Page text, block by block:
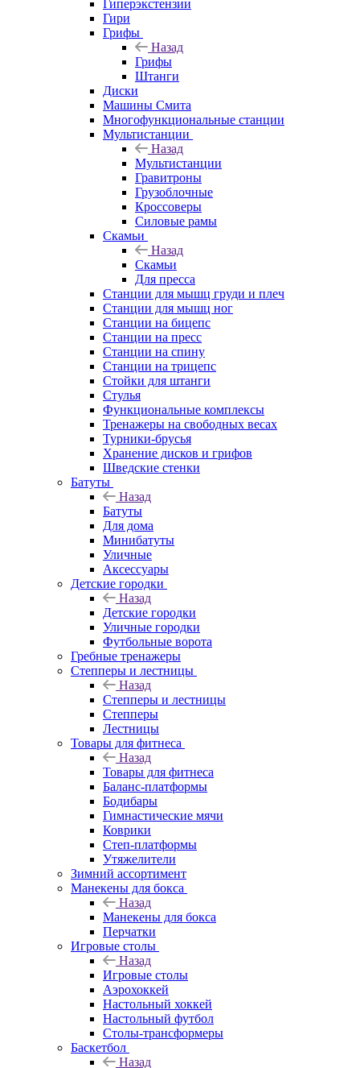
Гиперэкстензии
Гири
Грифы
Назад
Грифы
Штанги
Диски
Машины Смита
Многофункциональные станции
Мультистанции
Назад
Мультистанции
Гравитроны
Грузоблочные
Кроссоверы
Силовые рамы
Скамьи
Назад
Скамьи
Для пресса
Станции для мышц груди и плеч
Станции для мышц ног
Станции на бицепс
Станции на пресс
Станции на спину
Станции на трицепс
Стойки для штанги
Стулья
Функциональные комплексы
Тренажеры на свободных весах
Турники-брусья
Хранение дисков и грифов
Шведские стенки
Батуты
Назад
Батуты
Для дома
Минибатуты
Уличные
Аксессуары
Детские городки
Назад
Детские городки
Уличные городки
Футбольные ворота
Гребные тренажеры
Степперы и лестницы
Назад
Степперы и лестницы
Степперы
Лестницы
Товары для фитнеса
Назад
Товары для фитнеса
Баланс-платформы
Бодибары
Гимнастические мячи
Коврики
Степ-платформы
Утяжелители
Зимний ассортимент
Манекены для бокса
Назад
Манекены для бокса
Перчатки
Игровые столы
Назад
Игровые столы
Аэрохоккей
Настольный хоккей
Настольный футбол
Столы-трансформеры
Баскетбол
Назад